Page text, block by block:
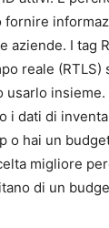
fornire
aziende. I tag
reale (RTLS)
usarlo
i dati di
o hai un
migliore
di un